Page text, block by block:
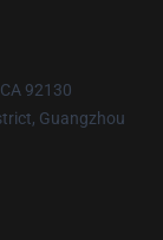
92130
Guangzhou